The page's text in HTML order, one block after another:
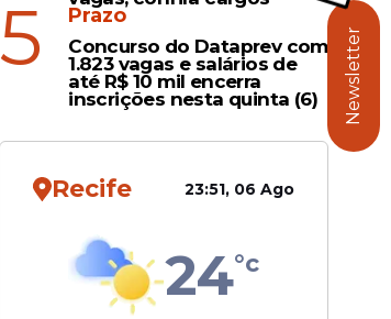
5 Prazo
Concurso do Dataprev com
1.823 vagas e salários de
até R$ 10 mil encerra
inscrições nesta quinta (6)
Recife 23:51, 06 Ago
24°c
Newsletter